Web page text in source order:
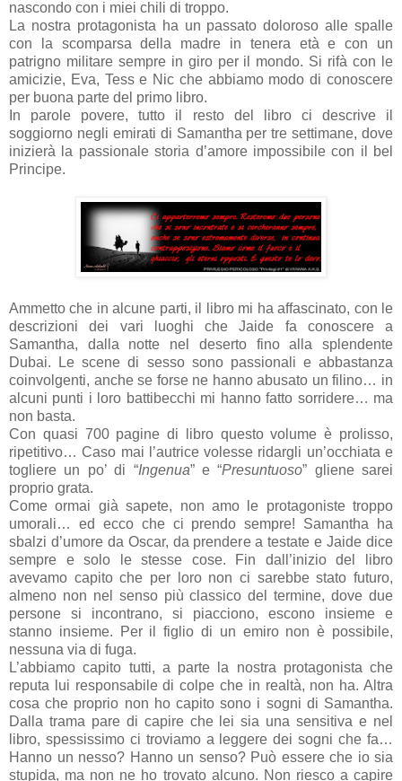
nascondo con i miei chili di troppo.
La nostra protagonista ha un passato doloroso alle spalle
con la scomparsa della madre in tenera età e con un
patrigno militare sempre in giro per il mondo. Si rifà con le
amicizie, Eva, Tess e Nic che abbiamo modo di conoscere
per buona parte del primo libro.
In parole povere, tutto il resto del libro ci descrive il
soggiorno negli emirati di Samantha per tre settimane, dove
inizierà la passionale storia d’amore impossibile con il bel
Principe.
Ammetto che in alcune parti, il libro mi ha affascinato, con le
descrizioni dei vari luoghi che Jaide fa conoscere a
Samantha, dalla notte nel deserto fino alla splendente
Dubai. Le scene di sesso sono passionali e abbastanza
coinvolgenti, anche se forse ne hanno abusato un filino… in
alcuni punti i loro battibecchi mi hanno fatto sorridere… ma
non basta.
Con quasi 700 pagine di libro questo volume è prolisso,
ripetitivo… Caso mai l’autrice volesse ridargli un’occhiata e
togliere un po’ di “Ingenua” e “Presuntuoso” gliene sarei
proprio grata.
Come ormai già sapete, non amo le protagoniste troppo
umorali… ed ecco che ci prendo sempre! Samantha ha
sbalzi d’umore da Oscar, da prendere a testate e Jaide dice
sempre e solo le stesse cose. Fin dall’inizio del libro
avevamo capito che per loro non ci sarebbe stato futuro,
almeno non nel senso più classico del termine, dove due
persone si incontrano, si piacciono, escono insieme e
stanno insieme. Per il figlio di un emiro non è possibile,
nessuna via di fuga.
L’abbiamo capito tutti, a parte la nostra protagonista che
reputa lui responsabile di colpe che in realtà, non ha. Altra
cosa che proprio non ho capito sono i sogni di Samantha.
Dalla trama pare di capire che lei sia una sensitiva e nel
libro, spessissimo ci troviamo a leggere dei sogni che fa…
Hanno un nesso? Hanno un senso? Può essere che io sia
stupida, ma non ne ho trovato alcuno. Non riesco a capire